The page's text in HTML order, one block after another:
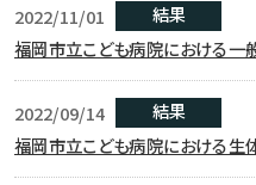
2022/11/01
結果
福岡市立こども病院における一
CALNEOSmartの特定調達契
2022/09/14
結果
福岡市立こども病院における生
ﾌﾄｳｪｱの特定調達契約等競争入